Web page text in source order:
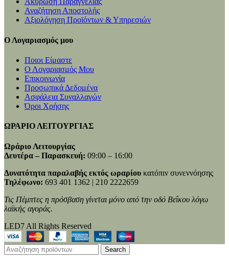
Αναζήτηση Αποστολής
Αξιολόγηση Προϊόντων & Υπηρεσιών
Ο Λογαριασμός μου
Ποιοι Είμαστε
Ο Λογαριασμός Μου
Επικοινωνία
Προσωπικά Δεδομένα
Ασφάλεια Συναλλαγών
Όροι Χρήσης
ΩΡΑΡΙΟ ΛΕΙΤΟΥΡΓΙΑΣ
Ωράριο Λειτουργίας
Δευτέρα – Παρασκευή: 09:00 – 16:00
Δυνατότητα παραλαβής εκτός ωραρίου κατόπιν συνεννόησης
Τηλέφωνο: 693 401 1362 | 210 2222659
Τις Πέμπτες η πρόσβαση γίνεται μόνο από την οδό Βεΐκου λόγω
λαϊκής αγοράς.
LED7 All Rights Reserved
Search